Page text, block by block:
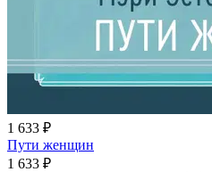
1 633 ₽
Пути женщин
1 633 ₽